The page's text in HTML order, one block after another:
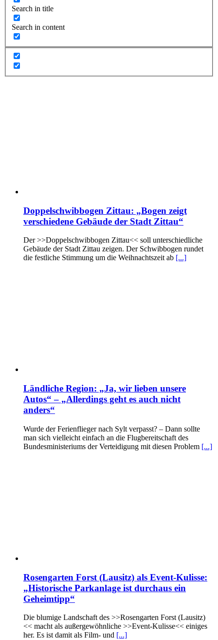
Search in title
Search in content
Doppelschwibbogen Zittau: „Bogen zeigt
verschiedene Gebäude der Stadt Zittau“
Der >>Doppelschwibbogen Zittau<< soll unterschiedliche
Gebäude der Stadt Zittau zeigen. Der Schwibbogen rundet
die festliche Stimmung um die Weihnachtszeit ab [...]
Ländliche Region: „Ja, wir lieben unsere
Autos“ – „Allerdings geht es auch nicht
anders“
Wurde der Ferienflieger nach Sylt verpasst? – Dann sollte
man sich vielleicht einfach an die Flugbereitschaft des
Bundesministeriums der Verteidigung mit diesen Problem [...]
Rosengarten Forst (Lausitz) als Event-Kulisse:
„Historische Parkanlage ist durchaus ein
Geheimtipp“
Die blumige Landschaft des >>Rosengarten Forst (Lausitz)
<< macht als außergewöhnliche >>Event-Kulisse<< einiges
her. Es ist damit als Film- und [...]